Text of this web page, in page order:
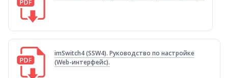
imSwitch4 (SSW4). Руководство по настройке
(Web-интерфейс).